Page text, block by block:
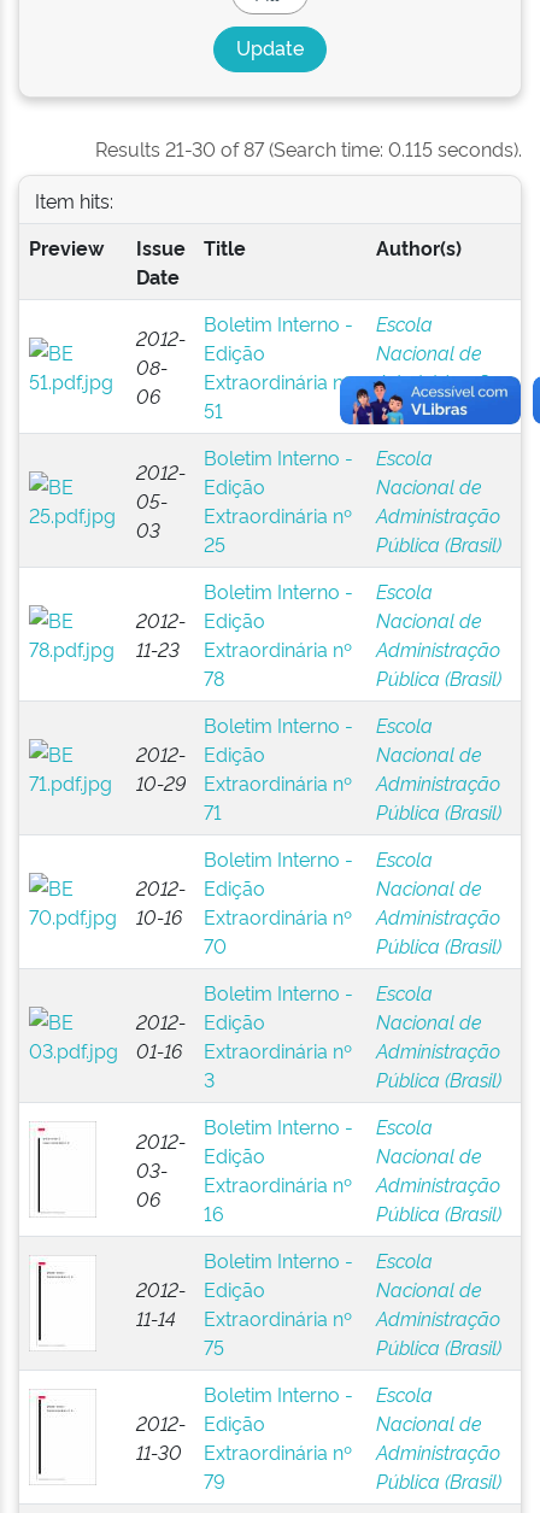
Results 21-30 of 87 (Search time: 0.115 seconds).
Item hits:
Preview
Issue
Date
Title Author(s)
2012-
08-
06
Boletim Interno -
Edição
Extraordinária nº
51
Escola
Nacional de
Administração
Pública (Brasil)
2012-
05-
03
Boletim Interno -
Edição
Extraordinária nº
25
Escola
Nacional de
Administração
Pública (Brasil)
2012-
11-23
Boletim Interno -
Edição
Extraordinária nº
78
Escola
Nacional de
Administração
Pública (Brasil)
2012-
10-29
Boletim Interno -
Edição
Extraordinária nº
71
Escola
Nacional de
Administração
Pública (Brasil)
2012-
10-16
Boletim Interno -
Edição
Extraordinária nº
70
Escola
Nacional de
Administração
Pública (Brasil)
2012-
01-16
Boletim Interno -
Edição
Extraordinária nº
3
Escola
Nacional de
Administração
Pública (Brasil)
2012-
03-
06
Boletim Interno -
Edição
Extraordinária nº
16
Escola
Nacional de
Administração
Pública (Brasil)
2012-
11-14
Boletim Interno -
Edição
Extraordinária nº
75
Escola
Nacional de
Administração
Pública (Brasil)
2012-
11-30
Boletim Interno -
Edição
Extraordinária nº
79
Escola
Nacional de
Administração
Pública (Brasil)